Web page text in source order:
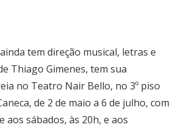
tem direção musical, letras e
Thiago Gimenes, tem sua
no Teatro Nair Bello, no 3º piso
de 2 de maio a 6 de julho, com
aos sábados, às 20h, e aos